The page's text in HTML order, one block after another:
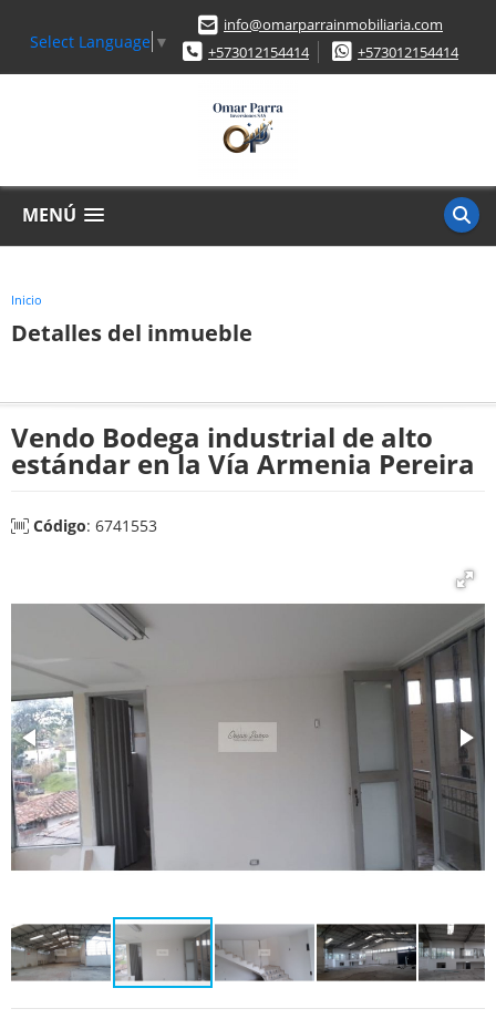
Select Language ▼
info@omarparrainmobiliaria.com
+573012154414
+573012154414
MENÚ
Inicio
Detalles del inmueble
Vendo Bodega industrial de alto
estándar en la Vía Armenia Pereira
Código: 6741553